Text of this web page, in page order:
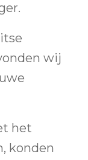
wij
het
konden